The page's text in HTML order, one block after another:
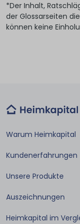
*Der Inhalt,
der Glossarseiten
können keine
Warum Heimkapital
Kundenerfahrungen
Unsere Produkte
Auszeichnungen
Heimkapital im